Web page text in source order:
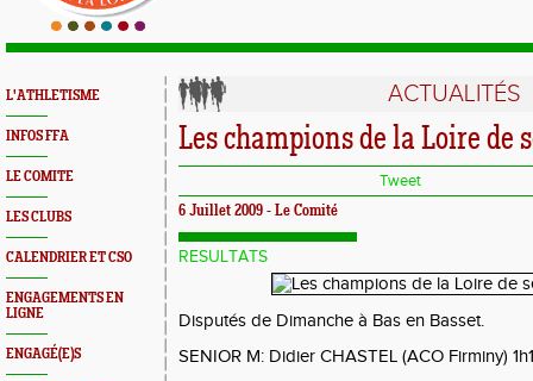
L'ATHLETISME
INFOS FFA
LE COMITE
LES CLUBS
CALENDRIER ET CSO
ENGAGEMENTS EN
LIGNE
ENGAGÉ(E)S
ACTUALITÉS
Les champions de la Loire de
Tweet
6 Juillet 2009 - Le Comité
RESULTATS
Disputés de Dimanche à Bas en Basset.
SENIOR M: Didier CHASTEL (ACO Firminy)